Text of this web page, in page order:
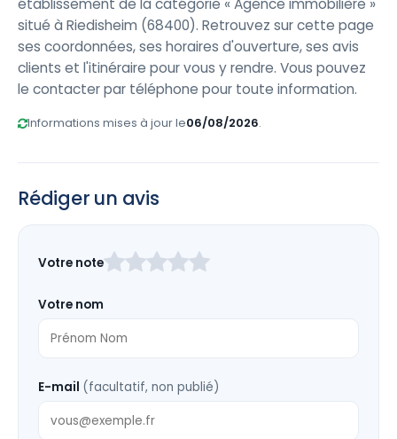
établissement de la catégorie « Agence immobilière »
situé à Riedisheim (68400). Retrouvez sur cette page
ses coordonnées, ses horaires d'ouverture, ses avis
clients et l'itinéraire pour vous y rendre. Vous pouvez
le contacter par téléphone pour toute information.
Informations mises à jour le06/08/2026.
Rédiger un avis
ce
vide
Votre note
Votre nom
E-mail (facultatif, non publié)